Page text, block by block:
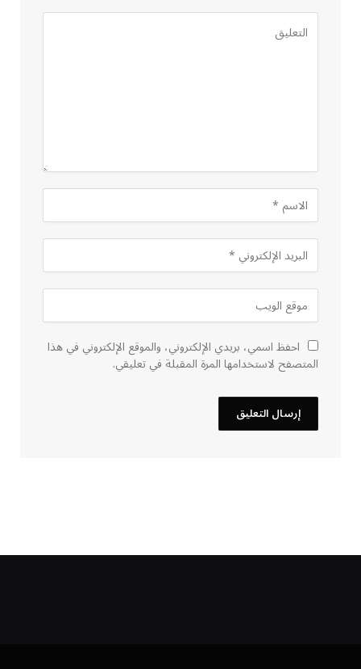
احفظ اسمي، بريدي الإلكتروني، والموقع الإلكتروني في هذا
المتصفح لاستخدامها المرة المقبلة في تعليقي.